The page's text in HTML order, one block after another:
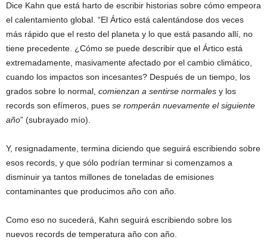
Dice Kahn que está harto de escribir historias sobre cómo empeora
el calentamiento global. “El Ártico está calentándose dos veces
más rápido que el resto del planeta y lo que está pasando allí, no
tiene precedente. ¿Cómo se puede describir que el Ártico está
extremadamente, masivamente afectado por el cambio climático,
cuando los impactos son incesantes? Después de un tiempo, los
grados sobre lo normal, comienzan a sentirse normales y los
records son efímeros, pues se romperán nuevamente el siguiente
año” (subrayado mío).
Y, resignadamente, termina diciendo que seguirá escribiendo sobre
esos records, y que sólo podrían terminar si comenzamos a
disminuir ya tantos millones de toneladas de emisiones
contaminantes que producimos año con año.
Como eso no sucederá, Kahn seguirá escribiendo sobre los
nuevos records de temperatura año con año.